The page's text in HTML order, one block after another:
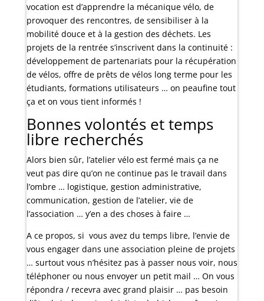
vocation est d’apprendre la mécanique vélo, de
provoquer des rencontres, de sensibiliser à la
mobilité douce et à la gestion des déchets. Les
projets de la rentrée s’inscrivent dans la continuité :
développement de partenariats pour la récupération
de vélos, offre de prêts de vélos long terme pour les
étudiants, formations utilisateurs … on peaufine tout
ça et on vous tient informés !
Bonnes volontés et temps
libre recherchés
Alors bien sûr, l’atelier vélo est fermé mais ça ne
veut pas dire qu’on ne continue pas le travail dans
l’ombre … logistique, gestion administrative,
communication, gestion de l’atelier, vie de
l’association … y’en a des choses à faire …
A ce propos, si vous avez du temps libre, l’envie de
vous engager dans une association pleine de projets
… surtout vous n’hésitez pas à passer nous voir, nous
téléphoner ou nous envoyer un petit mail … On vous
répondra / recevra avec grand plaisir … pas besoin